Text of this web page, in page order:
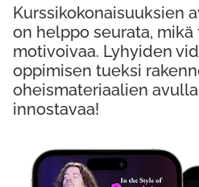
Kurssikokonaisuuksien
on helppo seurata,
motivoivaa. Lyhyiden
oppimisen tueksi
oheismateriaalien
innostavaa!